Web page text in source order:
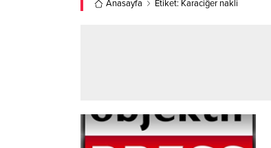
Anasayfa Etiket: Karaciğer nakli